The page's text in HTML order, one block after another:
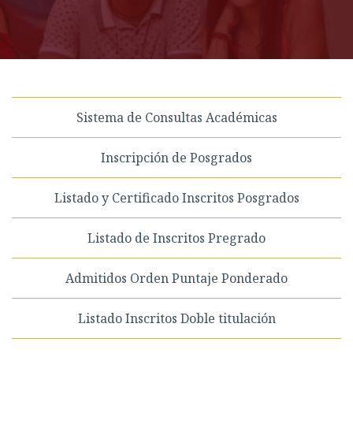
Sistema de Consultas Académicas
Inscripción de Posgrados
Listado y Certificado Inscritos Posgrados
Listado de Inscritos Pregrado
Admitidos Orden Puntaje Ponderado
Listado Inscritos Doble titulación